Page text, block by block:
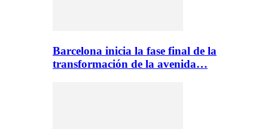
Barcelona inicia la fase final de la
transformación de la avenida…